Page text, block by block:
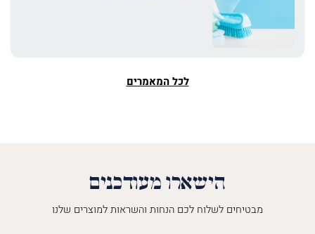
לכל המאמרים
הישארו מעודכנים
מבטיחים לשלוח לכם הנחות והשראות למוצרים שלנו